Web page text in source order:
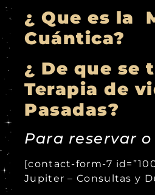
¿ Que es la
Cuántica?
¿ De que se
Terapia de
Pasadas?
Para reservar
[contact-form-7
Jupiter – Consultas y